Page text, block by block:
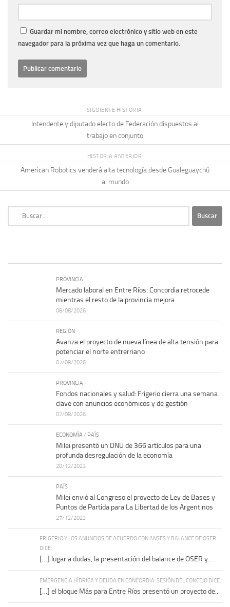
Guardar mi nombre, correo electrónico y sitio web en este
navegador para la próxima vez que haga un comentario.
SIGUIENTE HISTORIA
Intendente y diputado electo de Federación dispuestos al
trabajo en conjunto
HISTORIA ANTERIOR
American Robotics venderá alta tecnología desde Gualeguaychú
al mundo
PROVINCIA
Mercado laboral en Entre Ríos: Concordia retrocede
mientras el resto de la provincia mejora
08/08/2026
REGIÓN
Avanza el proyecto de nueva línea de alta tensión para
potenciar el norte entrerriano
07/08/2026
PROVINCIA
Fondos nacionales y salud: Frigerio cierra una semana
clave con anuncios económicos y de gestión
07/08/2026
ECONOMÍA / PAÍS
Milei presentó un DNU de 366 artículos para una
profunda desregulación de la economía
20/12/2023
PAÍS
Milei envió al Congreso el proyecto de Ley de Bases y
Puntos de Partida para La Libertad de los Argentinos
27/12/2023
FRIGERIO Y LOS ANUNCIOS DE ACUERDO CON ANSES Y BALANCE DE OSER
DICE:
[…] lugar a dudas, la presentación del balance de OSER y...
EMERGENCIA HÍDRICA Y DEUDA EN CONCORDIA: SESIÓN DEL CONCEJO DICE:
[…] el bloque Más para Entre Ríos presentó un proyecto de...